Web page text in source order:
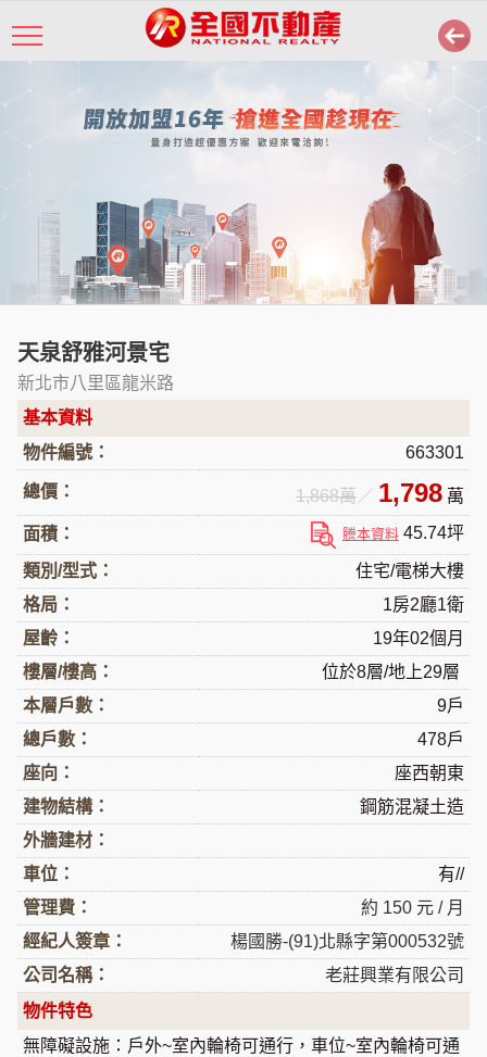
天泉舒雅河景宅
新北市八里區龍米路
基本資料
物件編號：
663301
總價： 1,868萬 ／ 1,798 萬
面積： 謄本資料 45.74坪
類別/型式：
住宅/電梯大樓
格局：
1房2廳1衛
屋齡：
19年02個月
樓層/樓高：
位於8層/地上29層
本層戶數：
9戶
總戶數：
478戶
座向：
座西朝東
建物結構：
鋼筋混凝土造
外牆建材：
車位：
有//
管理費：
約 150 元 / 月
經紀人簽章：
楊國勝-(91)北縣字第000532號
公司名稱：
老莊興業有限公司
物件特色
無障礙設施：戶外~室內輪椅可通行，車位~室內輪椅可通